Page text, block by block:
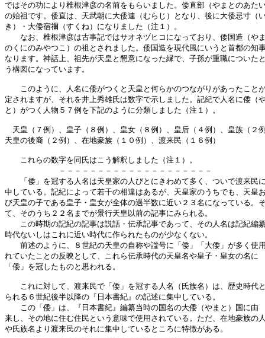
ではその功により椎根津彦の名前をもらいました。倭直部（やまとのあた
の始祖です。倭直は、天武朝に大倭連（むらじ）となり、後に大倭忌寸（
き）・大倭宿禰（すくね）になりました（注１）。
なお、椎根津彦は古事記ではサオネヅヒコになっており、倭国造（や
のくにのみやつこ）の祖とされました。倭国造を現代風にいうと首都の知
なります。神話上、祖先が天皇と懇意になった縁で、子孫が重職についた
う構図になっています。
このように、人名に倭がつくと天皇と何らかのつながりがあったこと
定されますが、それを井上秀雄氏は数字で示しました。記紀で人名に倭（
と）がつく人物５７例を下記のように分類しました（注１）。
天皇（７例）、皇子（８例）、皇女（８例）、皇后（４例）、皇族（２
天皇の後裔（２例）、在地豪族（１０例）、渡来民（１６例）
これらの数字を同氏はこう解釈しました（注１）。
－－－－－－－－－－－－－－－－－－－－
「倭」を冠する人名は天皇家の人びとにきわめて多く、ついで渡来民
中している。記紀によって若干の相違はあるが、天皇家のうちでも、天皇
び天皇の子である皇子・皇女が全体の過半数に近い２３名になっている。
て、そのうち２２名までが景行天皇以前の記事にみられる。
この時期の記紀の記事は説話・伝承記事であって、その人名は記紀編
時代ないしはこれに近い時代に作られたものが少なくない。
前述のように、８世紀の天皇の自称や諡号に「倭」「大倭」が多く使
れていたことの反映として、これら伝承時代の天皇名や皇子・皇女の名に
「倭」を冠したものと思われる。
これに対して、渡来民で「倭」を冠する人名（氏族名）は、歴史時代
られる６世紀後半以降の『日本書紀』の記述に集中している。
この「倭」は、『日本書紀』編纂当時の国名の大倭（やまと）国に由
来し、その地に住む住民という意味で使用されている。ただ、在地豪族の
や氏族名より渡来民のそれに集中しているところに特徴がある。